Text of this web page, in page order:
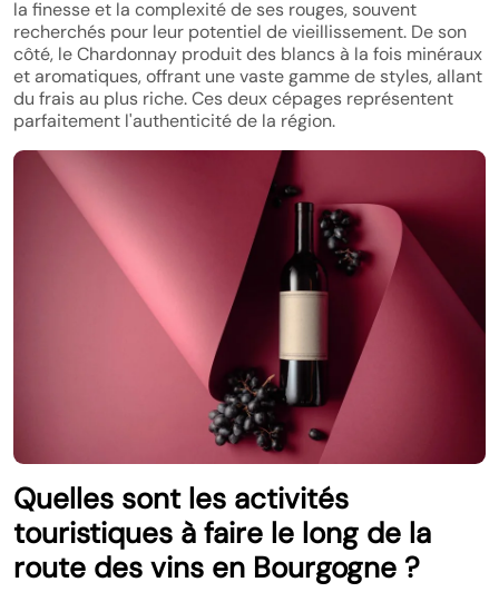
la finesse et la complexité de ses rouges, souvent
recherchés pour leur potentiel de vieillissement. De son
côté, le Chardonnay produit des blancs à la fois minéraux
et aromatiques, offrant une vaste gamme de styles, allant
du frais au plus riche. Ces deux cépages représentent
parfaitement l'authenticité de la région.
Quelles sont les activités
touristiques à faire le long de la
route des vins en Bourgogne ?